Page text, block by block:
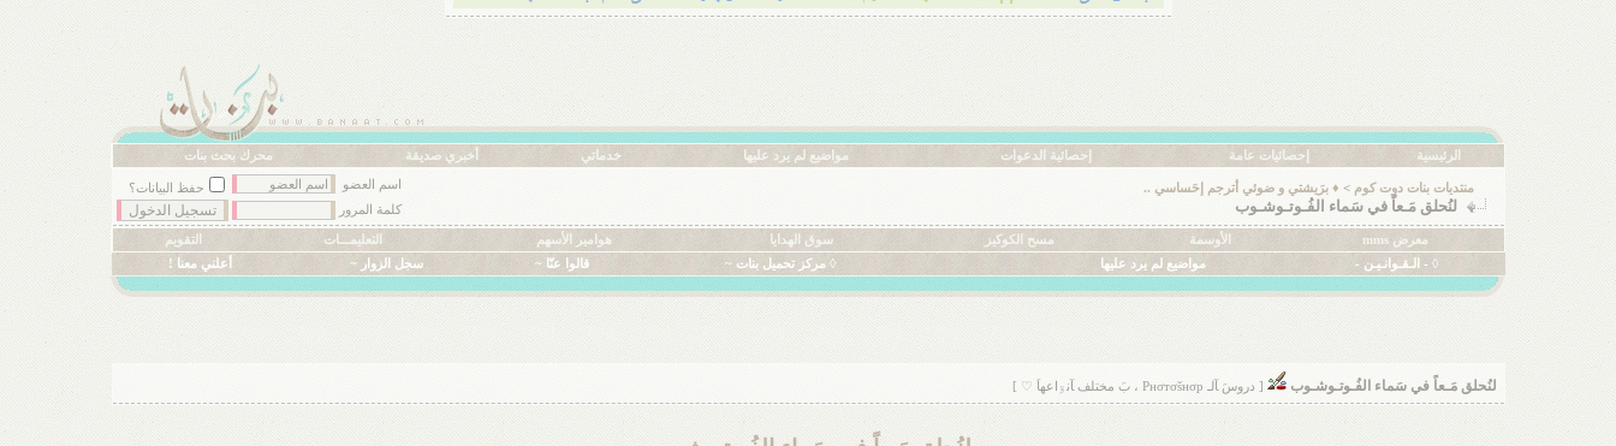
الرئيسية إحصائيات عامة إحصائية الدعوات مواضيع لم يرد عليها خدماتي أخبري صديقة محرك بحث بنات
منتديات بنات دوت كوم > ♦ برَيشتي و ضوئي أترجم إحَساسي ..
لنُحلق مَـعاً في سَماء الفُـوتـوشـوب
اسم العضو
حفظ البيانات؟
كلمة المرور
معرض mms الأوسمة مسح الكوكيز سوق الهدايا هوامير الأسهم التعليمـــات
التقويم
◊ - الـقـوانـيـن -
مواضيع لم يرد عليها ◊ مركز تحميل بنات ~ قالوا عنّا ~ سجل الزوار ~ أعلني معنا !
لنُحلق مَـعاً في سَماء الفُـوتـوشـوب [ دروسَ ﺂلـ Pнσтσšнσp ، بَ مختلف ﺂنۊاعهاَ ♡ ]